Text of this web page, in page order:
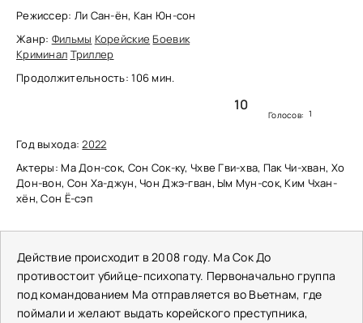
Режиссер: Ли Сан-ён, Кан Юн-сон
Жанр: Фильмы Корейские Боевик
Криминал Триллер
Продолжительность: 106 мин.
10
Голосов: 1
Год выхода:2022
Актеры: Ма Дон-сок, Сон Сок-ку, Чхве Гви-хва, Пак Чи-хван, Хо
Дон-вон, Сон Ха-джун, Чон Джэ-гван, Ым Мун-сок, Ким Чхан-
хён, Сон Ё-сэп
Действие происходит в 2008 году. Ма Сок До
противостоит убийце-психопату. Первоначально группа
под командованием Ма отправляется во Вьетнам, где
поймали и желают выдать корейского преступника,